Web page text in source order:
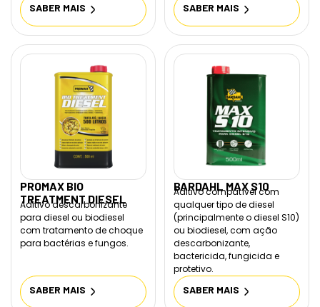
SABER MAIS SABER MAIS
PROMAX BIO
TREATMENT DIESEL
Aditivo descarbonizante
para diesel ou biodiesel
com tratamento de choque
para bactérias e fungos.
SABER MAIS
BARDAHL MAX S10
Aditivo compatível com
qualquer tipo de diesel
(principalmente o diesel S10)
ou biodiesel, com ação
descarbonizante,
bactericida, fungicida e
protetivo.
SABER MAIS